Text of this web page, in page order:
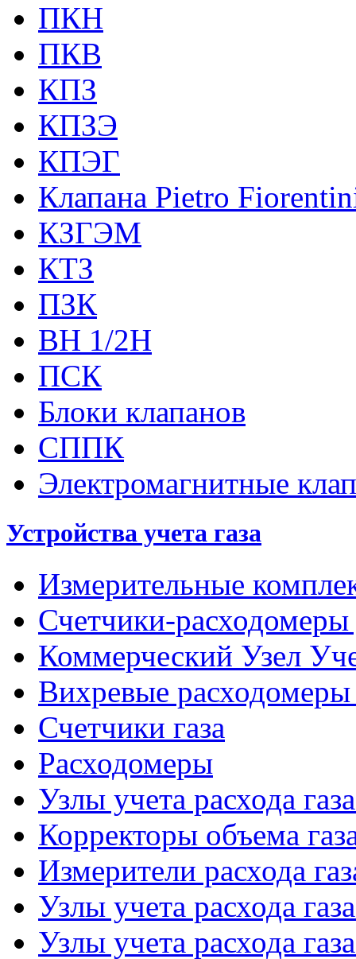
ПКН
ПКВ
КПЗ
КПЗЭ
КПЭГ
Клапана Pietro
КЗГЭМ
КТЗ
ПЗК
ВН 1/2Н
ПСК
Блоки клапанов
СППК
Электромагнитные
Устройства учета газа
Измерительные
Счетчики-расходомеры
Коммерческий Узел
Вихревые расходомеры
Счетчики газа
Расходомеры
Узлы учета расхода
Корректоры объема
Измерители расхода
Узлы учета расхода
Узлы учета расхода